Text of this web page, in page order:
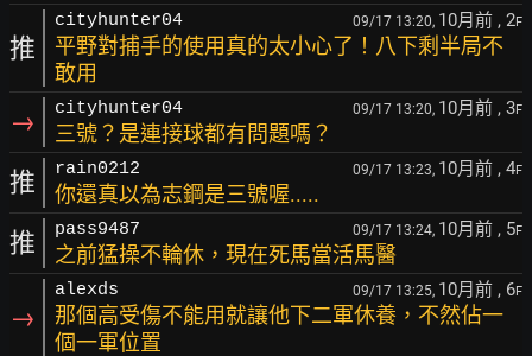
推
cityhunter04 09/17 13:20, 10月前 , 2F
平野對捕手的使用真的太小心了！八下剩半局不
敢用
→ cityhunter04 09/17 13:20, 10月前 , 3F
三號？是連接球都有問題嗎？
推 rain0212 09/17 13:23, 10月前 , 4F
你還真以為志鋼是三號喔.....
推 pass9487 09/17 13:24, 10月前 , 5F
之前猛操不輪休，現在死馬當活馬醫
→
alexds 09/17 13:25, 10月前 , 6F
那個高受傷不能用就讓他下二軍休養，不然佔一
個一軍位置